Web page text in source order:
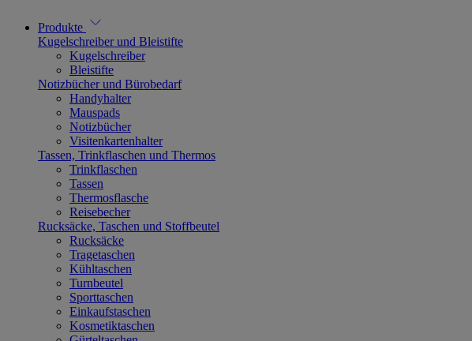
Produkte
Kugelschreiber und Bleistifte
Kugelschreiber
Bleistifte
Notizbücher und Bürobedarf
Handyhalter
Mauspads
Notizbücher
Visitenkartenhalter
Tassen, Trinkflaschen und Thermos
Trinkflaschen
Tassen
Thermosflasche
Reisebecher
Rucksäcke, Taschen und Stoffbeutel
Rucksäcke
Tragetaschen
Kühltaschen
Turnbeutel
Sporttaschen
Einkaufstaschen
Kosmetiktaschen